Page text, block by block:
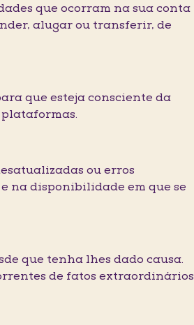
que ocorram na sua conta
alugar ou transferir, de
que esteja consciente da
plataformas.
ou erros
na disponibilidade em que se
que tenha lhes dado causa.
de fatos extraordinários